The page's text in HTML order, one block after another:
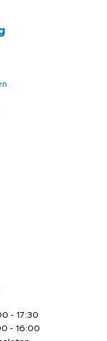
- 17:30
- 16:00